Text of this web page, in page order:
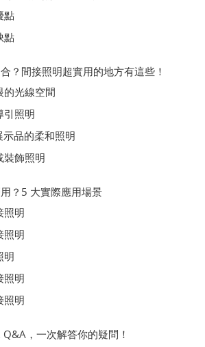
點
點
？間接照明超實用的地方有這些！
的光線空間
引照明
品的柔和照明
裝飾照明
？5 大實際應用場景
照明
照明
明
照明
照明
，一次解答你的疑問！